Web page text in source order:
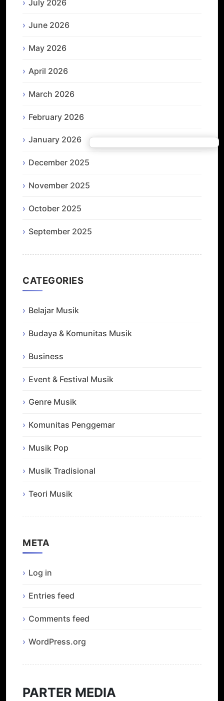
July 2026
June 2026
May 2026
April 2026
March 2026
February 2026
January 2026
December 2025
November 2025
October 2025
September 2025
CATEGORIES
Belajar Musik
Budaya & Komunitas Musik
Business
Event & Festival Musik
Genre Musik
Komunitas Penggemar
Musik Pop
Musik Tradisional
Teori Musik
META
Log in
Entries feed
Comments feed
WordPress.org
PARTER MEDIA